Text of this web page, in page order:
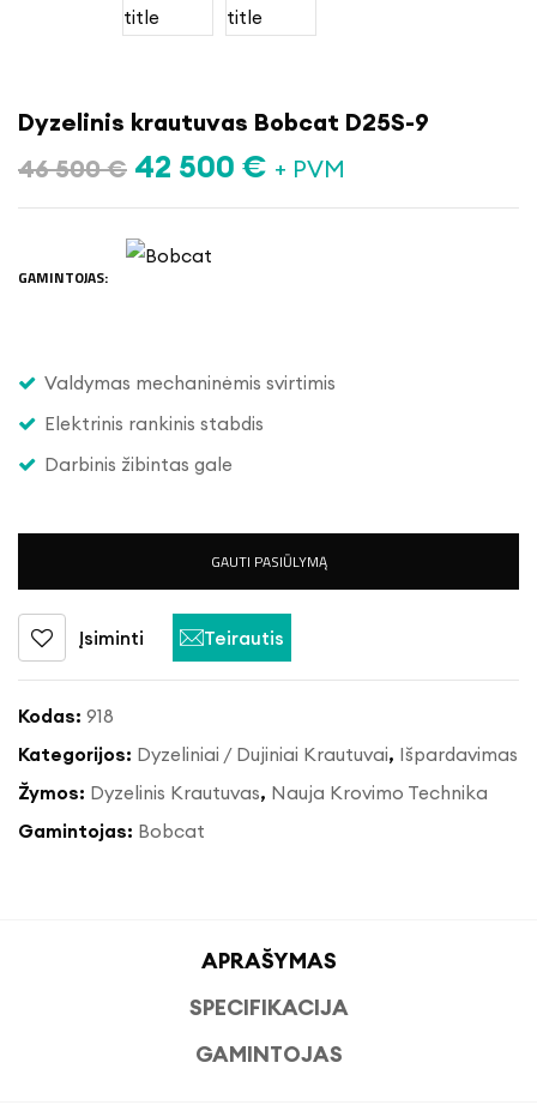
Dyzelinis krautuvas Bobcat D25S-9
46 500€ 42 500 € + PVM
GAMINTOJAS:
Valdymas mechaninėmis svirtimis
Elektrinis rankinis stabdis
Darbinis žibintas gale
GAUTI PASIŪLYMĄ
Įsiminti Teirautis
Kodas: 918
Kategorijos: Dyzeliniai / Dujiniai Krautuvai, Išpardavimas
Žymos: Dyzelinis Krautuvas, Nauja Krovimo Technika
Gamintojas: Bobcat
APRAŠYMAS
SPECIFIKACIJA
GAMINTOJAS